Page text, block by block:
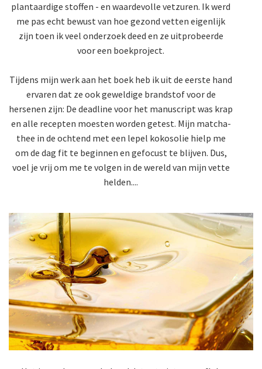
plantaardige stoffen - en waardevolle vetzuren. Ik werd
me pas echt bewust van hoe gezond vetten eigenlijk
zijn toen ik veel onderzoek deed en ze uitprobeerde
voor een boekproject.
Tijdens mijn werk aan het boek heb ik uit de eerste hand
ervaren dat ze ook geweldige brandstof voor de
hersenen zijn: De deadline voor het manuscript was krap
en alle recepten moesten worden getest. Mijn matcha-
thee in de ochtend met een lepel kokosolie hielp me
om de dag fit te beginnen en gefocust te blijven. Dus,
voel je vrij om me te volgen in de wereld van mijn vette
helden....